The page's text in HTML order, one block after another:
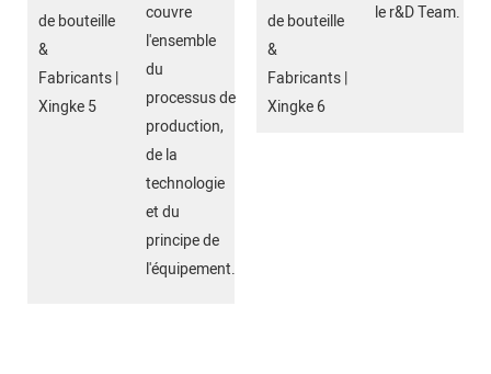
couvre
l'ensemble
du
processus de
production,
de la
technologie
et du
principe de
l'équipement.
le r&D Team.